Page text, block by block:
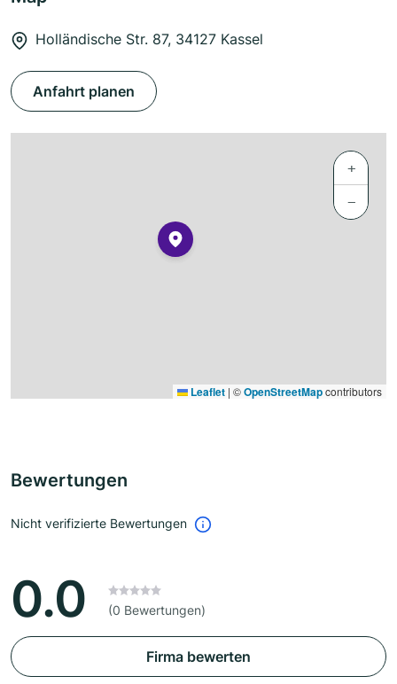
Holländische Str. 87, 34127 Kassel
Anfahrt planen
+
−
Leaflet | ©OpenStreetMapcontributors
Bewertungen
Nicht verifizierte Bewertungen
0.0 (0 Bewertungen)
Firma bewerten